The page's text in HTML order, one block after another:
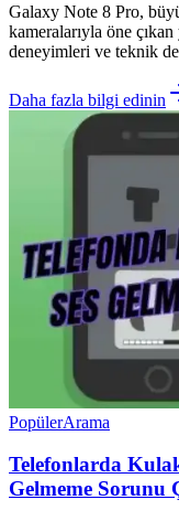
Galaxy Note 8 Pro,
kameralarıyla öne
deneyimleri ve teknik
Daha fazla bilgi edinin
PopülerArama
Telefonlarda
Gelmeme Sorunu